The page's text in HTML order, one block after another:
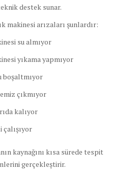
destek sunar.
makinesi arızaları şunlardır:
su almıyor
yıkama yapmıyor
boşaltmıyor
çıkmıyor
kalıyor
çalışıyor
kaynağını kısa sürede tespit
gerçekleştirir.